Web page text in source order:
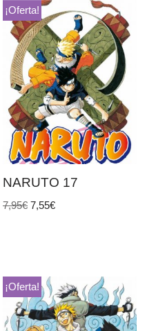
¡Oferta!
NARUTO 17
7,95€ 7,55€
¡Oferta!